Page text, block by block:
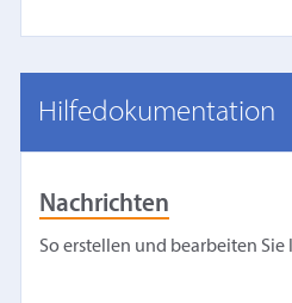
Hilfedokumentation
Nachrichten
So erstellen und bearbeiten